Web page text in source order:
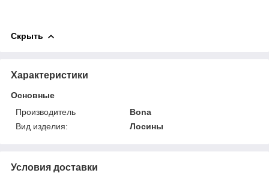
Скрыть
Характеристики
Основные
Производитель
Bona
Вид изделия:
Лосины
Условия доставки